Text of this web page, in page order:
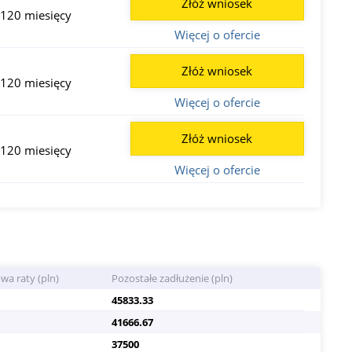
miesięcy
Więcej o ofercie
miesięcy
Więcej o ofercie
Złóż wniosek
miesięcy
Więcej o ofercie
Złóż wniosek
raty (pln)
Pozostałe zadłużenie (pln)
45833.33
41666.67
37500